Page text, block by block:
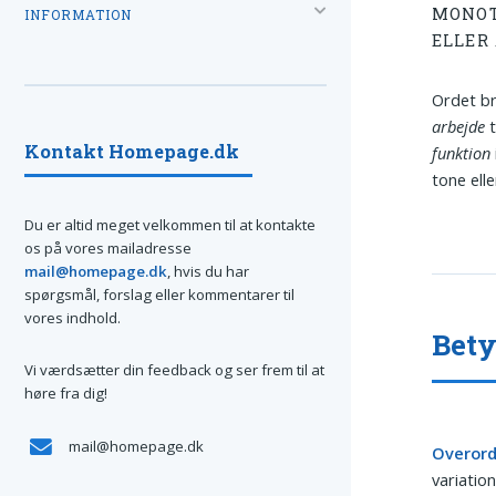
Ordet
arbejde
funktion
tone
INFORMATION
Kontakt Homepage.dk
Du er altid meget velkommen til at kontakte
os på vores mailadresse
mail@homepage.dk, hvis du har
spørgsmål, forslag eller kommentarer til
vores indhold.
Vi værdsætter din feedback og ser frem til at
høre fra dig!
mail@homepage.dk